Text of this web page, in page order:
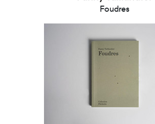
Foudres